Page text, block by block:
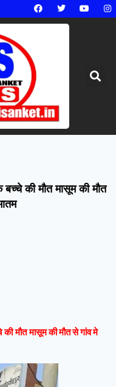
बच्चे की मौत मासूम की मौत
की मौतमासूम की मौत से गांव मे